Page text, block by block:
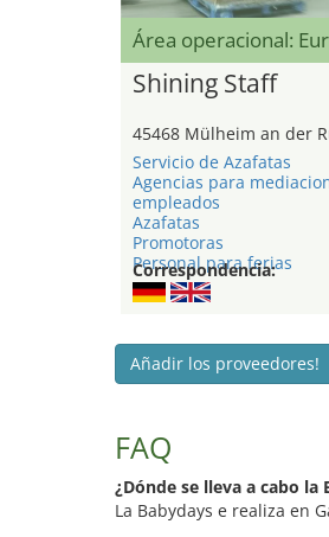
Área operacional:
Shining Staff
45468 Mülheim an der
Servicio de Azafatas
Agencias para
empleados
Azafatas
Promotoras
Personal para ferias
Correspondencia:
Añadir los proveedores!
FAQ
¿Dónde se lleva a cabo la
La Babydays e realiza en